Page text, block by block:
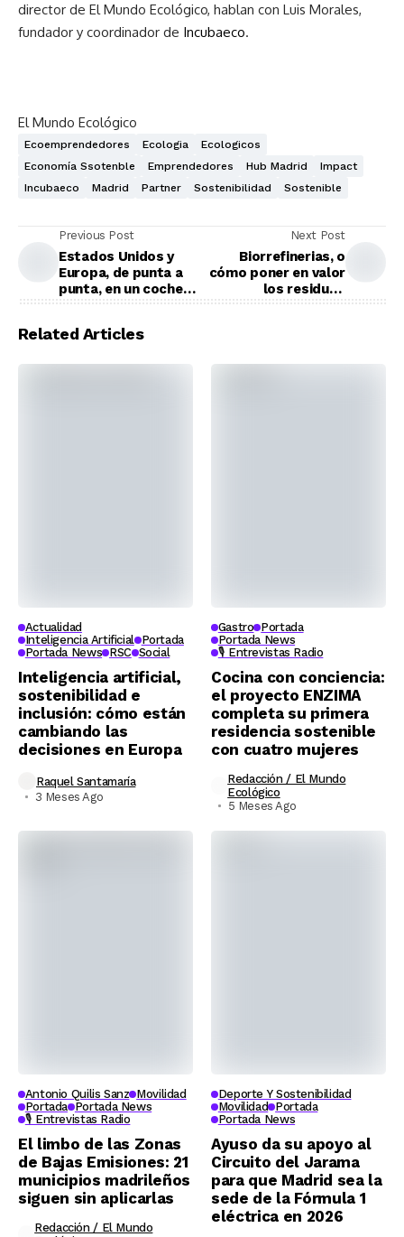
director de El Mundo Ecológico, hablan con Luis Morales,
fundador y coordinador de Incubaeco.
El Mundo Ecológico
Ecoemprendedores Ecologia
Ecologicos
Economía Ssotenble
Emprendedores Hub Madrid
Impact
Incubaeco
Madrid Partner Sostenibilidad Sostenible
Previous Post
Estados Unidos y
Europa, de punta a
punta, en un coche
Next Post
Biorrefinerias, o
cómo poner en valor
los residuos
Related Articles
Actualidad
Inteligencia Artificial Portada
Portada News RSC Social
Inteligencia artificial,
sostenibilidad e
inclusión: cómo están
cambiando las
decisiones en Europa
Raquel Santamaría
3 Meses Ago
Gastro Portada
Portada News
🎙️ Entrevistas Radio
Cocina con conciencia:
el proyecto ENZIMA
completa su primera
residencia sostenible
con cuatro mujeres
Redacción / El Mundo
Ecológico
5 Meses Ago
Antonio Quilis Sanz Movilidad
Portada Portada News
🎙️ Entrevistas Radio
El limbo de las Zonas
de Bajas Emisiones: 21
municipios madrileños
siguen sin aplicarlas
Redacción / El Mundo
Deporte Y Sostenibilidad
Movilidad Portada
Portada News
Ayuso da su apoyo al
Circuito del Jarama
para que Madrid sea la
sede de la Fórmula 1
eléctrica en 2026